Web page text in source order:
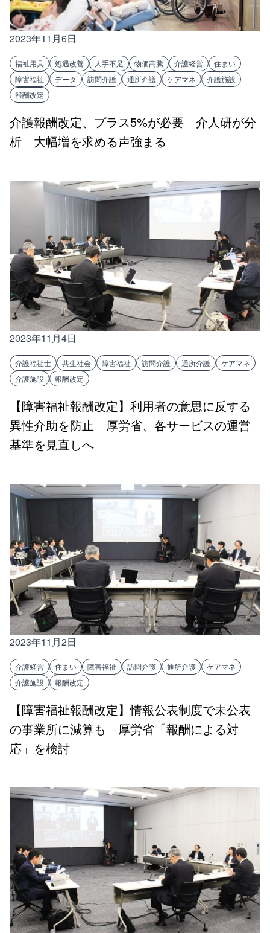
2023年11月6日
福祉用具 処遇改善 人手不足 物価高騰 介護経営
住まい
障害福祉
データ 訪問介護 通所介護 ケアマネ
介護施設
報酬改定
介護報酬改定、プラス5%が必要 介人研が分
析 大幅増を求める声強まる
2023年11月4日
介護福祉士 共生社会 障害福祉 訪問介護 通所介護
ケアマネ
介護施設
報酬改定
【障害福祉報酬改定】利用者の意思に反する
異性介助を防止 厚労省、各サービスの運営
基準を見直しへ
2023年11月2日
介護経営 住まい 障害福祉 訪問介護 通所介護
ケアマネ
介護施設
報酬改定
【障害福祉報酬改定】情報公表制度で未公表
の事業所に減算も 厚労省「報酬による対
応」を検討